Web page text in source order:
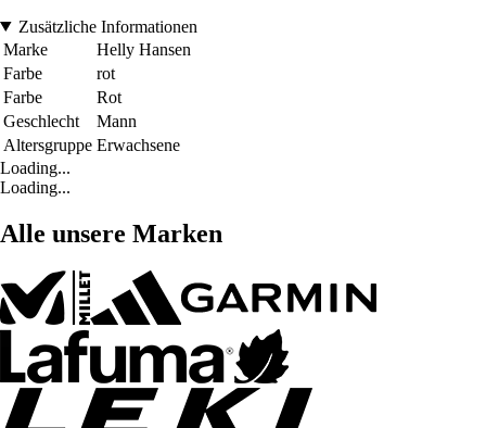
Zusätzliche Informationen
Marke
Helly Hansen
Farbe
rot
Farbe
Rot
Geschlecht
Mann
Altersgruppe Erwachsene
Loading...
Loading...
Alle unsere Marken